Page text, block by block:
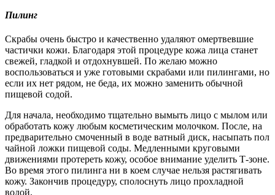
Пилинг
Скрабы очень быстро и качественно удаляют омертвевшие
частички кожи. Благодаря этой процедуре кожа лица станет
свежей, гладкой и отдохнувшей. По желаю можно
воспользоваться и уже готовыми скрабами или пилингами, но
если их нет рядом, не беда, их можно заменить обычной
пищевой содой.
Для начала, необходимо тщательно вымыть лицо с мылом или
обработать кожу любым косметическим молочком. После, на
предварительно смоченный в воде ватный диск, насыпать пол
чайной ложки пищевой соды. Медленными круговыми
движениями протереть кожу, особое внимание уделить Т-зоне.
Во время этого пилинга ни в коем случае нельзя растягивать
кожу. Закончив процедуру, сполоснуть лицо прохладной
водой.